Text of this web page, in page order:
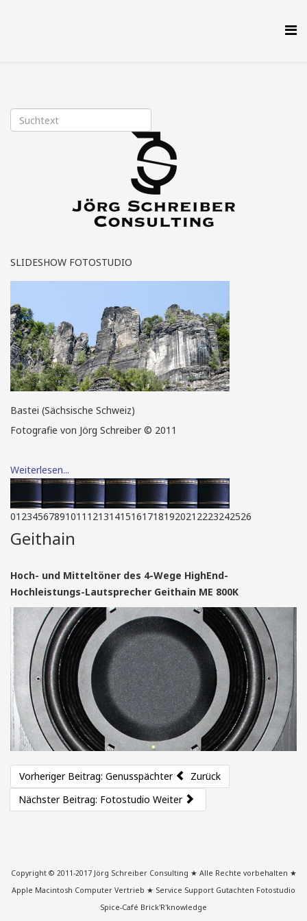
SLIDESHOW FOTOSTUDIO
Bastei (Sächsische Schweiz)
Fotografie von Jörg Schreiber © 2011
Weiterlesen...
Brockhaus Biosphäre
Fotografie von Jörg Schreiber © 2009
Weiterlesen...
Buchstabenstein von Meißen
01 234567891011 12131415161718192021 2223242526
Geithain
Hoch- und Mitteltöner des 4-Wege HighEnd-
Hochleistungs-Lautsprecher Geithain ME 800K
Vorheriger Beitrag: Genusspächter
Zurück
Nächster Beitrag: Fotostudio Weiter
Copyright © 2011-2017 Jörg Schreiber Consulting ★ Alle Rechte vorbehalten ★
Apple Macintosh Computer Vertrieb ★ Service Support Gutachten Fotostudio
Spice-Café Brick'R'knowledge